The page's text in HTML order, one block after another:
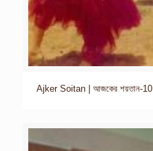
Ajker Soitan | আজকের শয়তান-10